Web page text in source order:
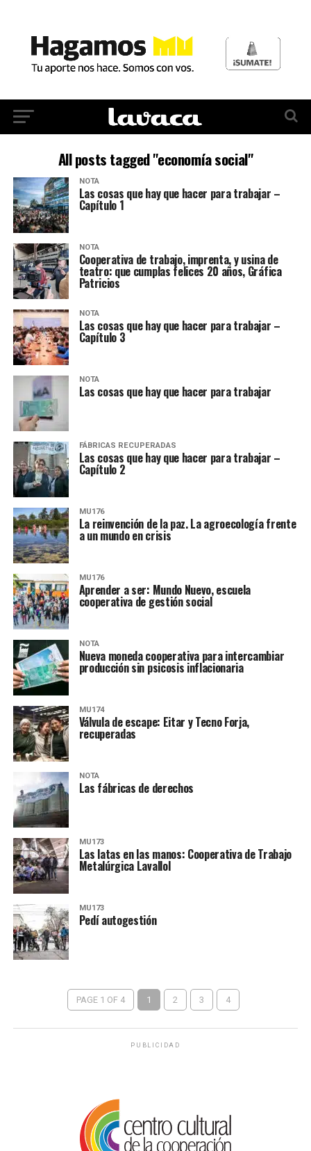
All posts tagged "economía social"
NOTA
Las cosas que hay que hacer para trabajar –
Capítulo 1
NOTA
Cooperativa de trabajo, imprenta, y usina de
teatro: que cumplas felices 20 años, Gráfica
Patricios
NOTA
Las cosas que hay que hacer para trabajar –
Capítulo 3
NOTA
Las cosas que hay que hacer para trabajar
FÁBRICAS RECUPERADAS
Las cosas que hay que hacer para trabajar –
Capítulo 2
MU176
La reinvención de la paz. La agroecología frente
a un mundo en crisis
MU176
Aprender a ser: Mundo Nuevo, escuela
cooperativa de gestión social
NOTA
Nueva moneda cooperativa para intercambiar
producción sin psicosis inflacionaria
MU174
Válvula de escape: Eitar y Tecno Forja,
recuperadas
NOTA
Las fábricas de derechos
MU173
Las latas en las manos: Cooperativa de Trabajo
Metalúrgica Lavallol
MU173
Pedí autogestión
PAGE 1 OF 4 1 2 3 4
PUBLICIDAD